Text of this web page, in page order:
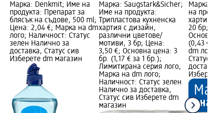
Марка: Denkmit; Име на
продукта: Препарат за
блясък на съдове, 500 ml;
Цена: 2,04 €; Марка на dm
лого; Наличност: Статус
зелен Налично за
доставка, Статус сив
Изберете dm магазин
Марка: Saugstark&Sicher;
Име на продукта:
Трипластова кухненска
хартия с дизайн,
различни цветове/
мотиви, 3 бр; Цена:
3,50 €; Основна цена: 3
бр. (1,17 € за 1 бр.);
Лимитирана серия лого,
Марка на dm лого;
Наличност: Статус зелен
Налично за доставка,
Статус сив Изберете dm
магазин
Марка:
на
хартия
20 бр;
(0,43 €
dm
Статус